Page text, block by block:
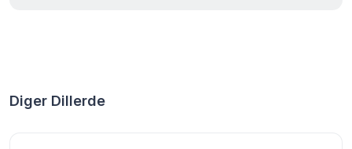
Diger Dillerde